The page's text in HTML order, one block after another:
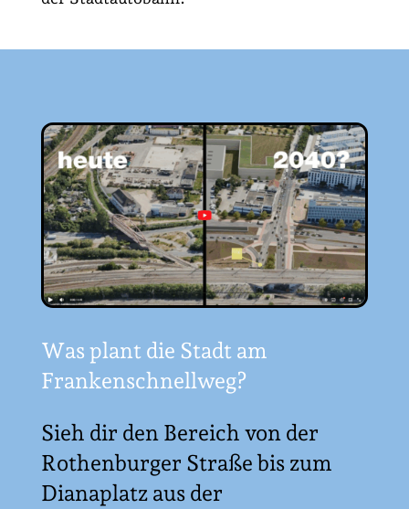
Was plant die Stadt am
Frankenschnellweg?
Sieh dir den Bereich von der
Rothenburger Straße bis zum
Dianaplatz aus der